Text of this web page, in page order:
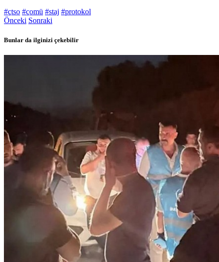
#çtso #çomü #staj #protokol
Önceki Sonraki
Bunlar da ilginizi çekebilir